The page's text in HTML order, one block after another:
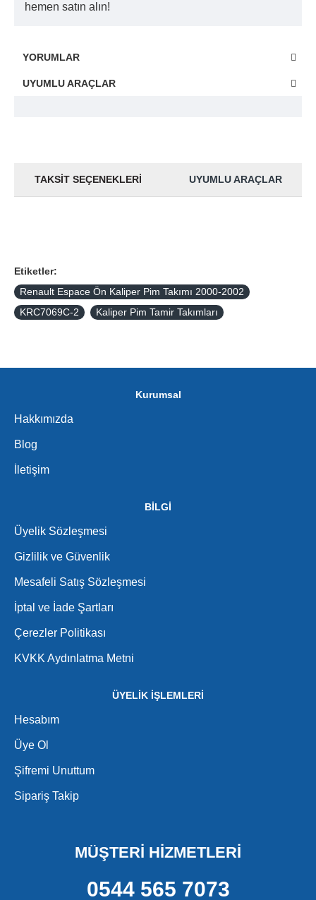
hemen satın alın!
YORUMLAR
UYUMLU ARAÇLAR
TAKSIT SEÇENEKLERI UYUMLU ARAÇLAR
Etiketler:
Renault Espace Ön Kaliper Pim Takımı 2000-2002
KRC7069C-2
Kaliper Pim Tamir Takımları
Kurumsal
Hakkımızda
Blog
İletişim
BİLGİ
Üyelik Sözleşmesi
Gizlilik ve Güvenlik
Mesafeli Satış Sözleşmesi
İptal ve İade Şartları
Çerezler Politikası
KVKK Aydınlatma Metni
ÜYELİK İŞLEMLERİ
Hesabım
Üye Ol
Şifremi Unuttum
Sipariş Takip
MÜŞTERİ HİZMETLERİ
0544 565 7073